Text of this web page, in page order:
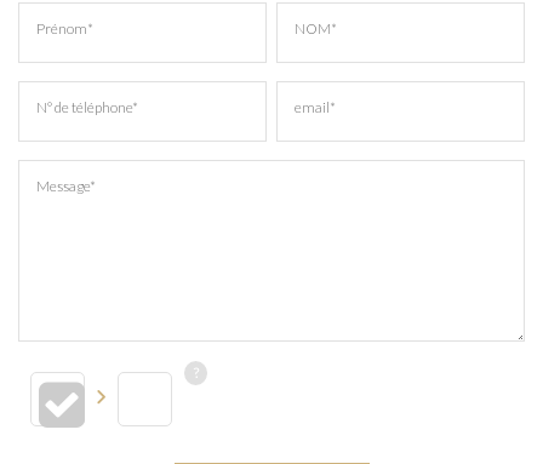
Prénom* NOM*
N° de téléphone* email*
Message*